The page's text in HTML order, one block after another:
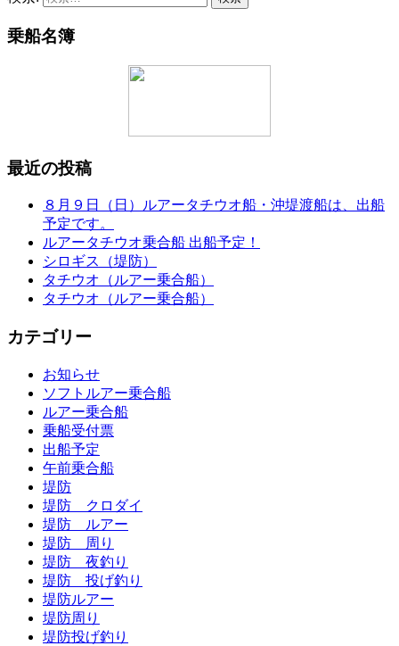
乗船名簿
最近の投稿
８月９日（日）ルアータチウオ船・沖堤渡船は、出船
予定です。
ルアータチウオ乗合船 出船予定！
シロギス（堤防）
タチウオ（ルアー乗合船）
タチウオ（ルアー乗合船）
カテゴリー
お知らせ
ソフトルアー乗合船
ルアー乗合船
乗船受付票
出船予定
午前乗合船
堤防
堤防 クロダイ
堤防 ルアー
堤防 周り
堤防 夜釣り
堤防 投げ釣り
堤防ルアー
堤防周り
堤防投げ釣り